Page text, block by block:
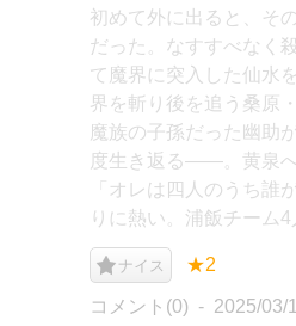
初めて外に出ると、そ
だった。なすすべなく
て魔界に突入した仙水
界を斬り後を追う桑原
魔族の子孫だった幽助
度生き返る――。黄泉
「オレは四人のうち誰
りに熱い。浦飯チーム4
ナイス ★2
コメント(0) 2025/03/